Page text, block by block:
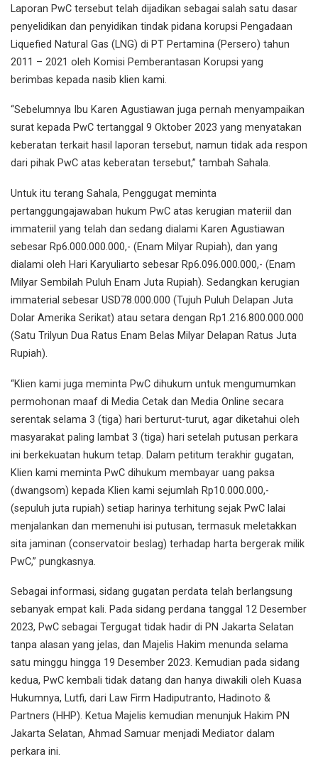
Laporan PwC tersebut telah dijadikan sebagai salah satu dasar
penyelidikan dan penyidikan tindak pidana korupsi Pengadaan
Liquefied Natural Gas (LNG) di PT Pertamina (Persero) tahun
2011 – 2021 oleh Komisi Pemberantasan Korupsi yang
berimbas kepada nasib klien kami.
“Sebelumnya Ibu Karen Agustiawan juga pernah menyampaikan
surat kepada PwC tertanggal 9 Oktober 2023 yang menyatakan
keberatan terkait hasil laporan tersebut, namun tidak ada respon
dari pihak PwC atas keberatan tersebut,” tambah Sahala.
Untuk itu terang Sahala, Penggugat meminta
pertanggungajawaban hukum PwC atas kerugian materiil dan
immateriil yang telah dan sedang dialami Karen Agustiawan
sebesar Rp6.000.000.000,- (Enam Milyar Rupiah), dan yang
dialami oleh Hari Karyuliarto sebesar Rp6.096.000.000,- (Enam
Milyar Sembilah Puluh Enam Juta Rupiah). Sedangkan kerugian
immaterial sebesar USD78.000.000 (Tujuh Puluh Delapan Juta
Dolar Amerika Serikat) atau setara dengan Rp1.216.800.000.000
(Satu Trilyun Dua Ratus Enam Belas Milyar Delapan Ratus Juta
Rupiah).
“Klien kami juga meminta PwC dihukum untuk mengumumkan
permohonan maaf di Media Cetak dan Media Online secara
serentak selama 3 (tiga) hari berturut-turut, agar diketahui oleh
masyarakat paling lambat 3 (tiga) hari setelah putusan perkara
ini berkekuatan hukum tetap. Dalam petitum terakhir gugatan,
Klien kami meminta PwC dihukum membayar uang paksa
(dwangsom) kepada Klien kami sejumlah Rp10.000.000,-
(sepuluh juta rupiah) setiap harinya terhitung sejak PwC lalai
menjalankan dan memenuhi isi putusan, termasuk meletakkan
sita jaminan (conservatoir beslag) terhadap harta bergerak milik
PwC,” pungkasnya.
Sebagai informasi, sidang gugatan perdata telah berlangsung
sebanyak empat kali. Pada sidang perdana tanggal 12 Desember
2023, PwC sebagai Tergugat tidak hadir di PN Jakarta Selatan
tanpa alasan yang jelas, dan Majelis Hakim menunda selama
satu minggu hingga 19 Desember 2023. Kemudian pada sidang
kedua, PwC kembali tidak datang dan hanya diwakili oleh Kuasa
Hukumnya, Lutfi, dari Law Firm Hadiputranto, Hadinoto &
Partners (HHP). Ketua Majelis kemudian menunjuk Hakim PN
Jakarta Selatan, Ahmad Samuar menjadi Mediator dalam
perkara ini.